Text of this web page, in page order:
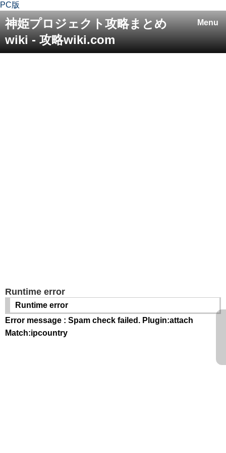
PC版
Menu
神姫プロジェクト攻略まとめ
wiki - 攻略wiki.com
Runtime error
Runtime error
Error message : Spam check failed. Plugin:attach
Match:ipcountry